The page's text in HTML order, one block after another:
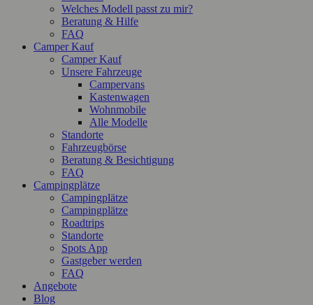
Welches Modell passt zu mir?
Beratung & Hilfe
FAQ
Camper Kauf
Camper Kauf
Unsere Fahrzeuge
Campervans
Kastenwagen
Wohnmobile
Alle Modelle
Standorte
Fahrzeugbörse
Beratung & Besichtigung
FAQ
Campingplätze
Campingplätze
Campingplätze
Roadtrips
Standorte
Spots App
Gastgeber werden
FAQ
Angebote
Blog